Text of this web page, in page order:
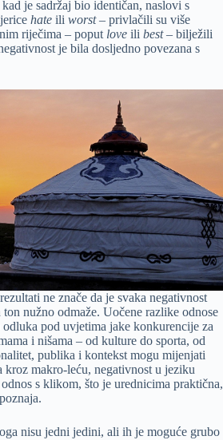
je sadržaj bio identičan, naslovi s
hate ili worst– privlačili su više
riječima – poput love ili best– bilježili
je bila dosljedno povezana s
ne znače da je svaka negativnost
nužno odmaže. Uočene razlike odnose
pod uvjetima jake konkurencije za
i nišama – od kulture do sporta, od
publika i kontekst mogu mijenjati
kroz makro-leću, negativnost u jeziku
s klikom, što je urednicima praktična,
nisu jedni jedini, ali ih je moguće grubo